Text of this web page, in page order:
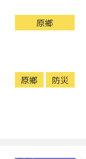
原鄉
原鄉 防災